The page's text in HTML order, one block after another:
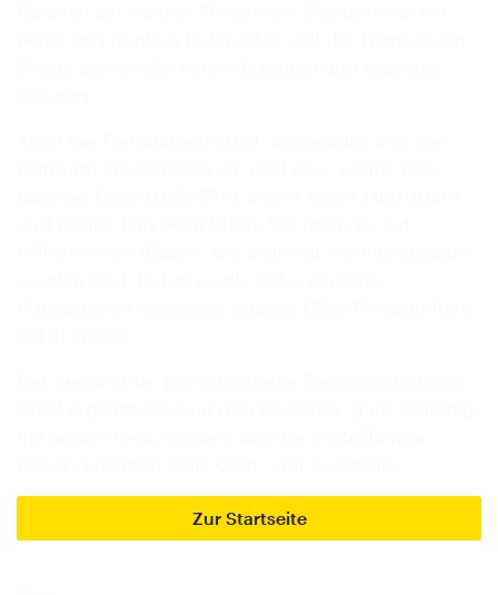
Zur Startseite